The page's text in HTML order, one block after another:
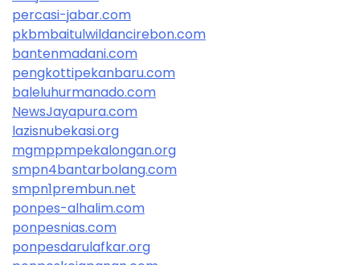
percasi-jabar.com
pkbmbaitulwildancirebon.com
bantenmadani.com
pengkottipekanbaru.com
baleluhurmanado.com
NewsJayapura.com
lazisnubekasi.org
mgmppmpekalongan.org
smpn4bantarbolang.com
smpn1prembun.net
ponpes-alhalim.com
ponpesnias.com
ponpesdarulafkar.org